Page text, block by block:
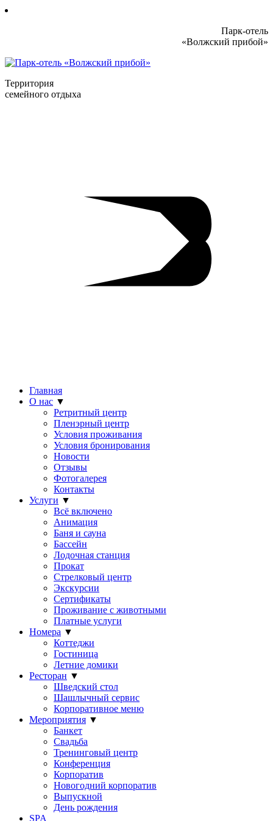
Парк-отель
«Волжский прибой»
Территория
семейного отдыха
Главная
О нас ▼
Ретритный центр
Пленэрный центр
Условия проживания
Условия бронирования
Новости
Отзывы
Фотогалерея
Контакты
Услуги ▼
Всё включено
Анимация
Баня и сауна
Бассейн
Лодочная станция
Прокат
Стрелковый центр
Экскурсии
Сертификаты
Проживание с животными
Платные услуги
Номера ▼
Коттеджи
Гостиница
Летние домики
Ресторан ▼
Шведский стол
Шашлычный сервис
Корпоративное меню
Мероприятия ▼
Банкет
Свадьба
Тренинговый центр
Конференция
Корпоратив
Новогодний корпоратив
Выпускной
День рождения
SPA